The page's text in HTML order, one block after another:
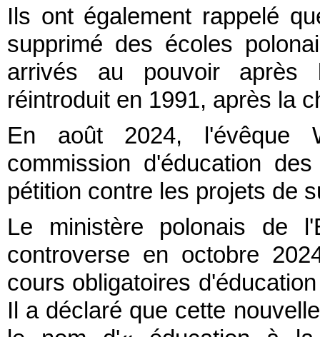
Ils ont également rappelé
supprimé des écoles
arrivés au pouvoir après
réintroduit en 1991, après la
En août 2024, l'évêque
commission d'éducation
pétition contre les projets de
Le ministère polonais de
controverse en octobre
cours obligatoires
Il a déclaré que cette